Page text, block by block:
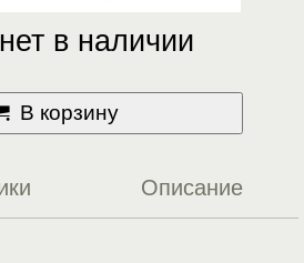
в наличии
В корзину
Описание